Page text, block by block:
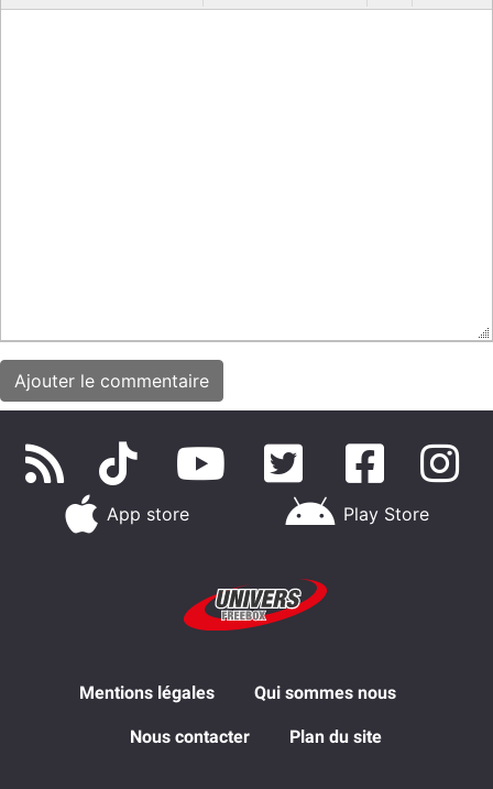
App store Play Store
Mentions légales Qui sommes nous
Nous contacter Plan du site